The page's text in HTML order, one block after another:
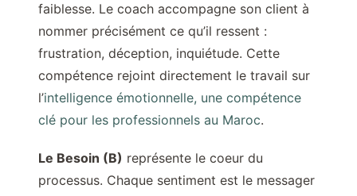
faiblesse. Le coach accompagne son client à
nommer précisément ce qu’il ressent :
frustration, déception, inquiétude. Cette
compétence rejoint directement le travail sur
l’intelligence émotionnelle, une compétence
clé pour les professionnels au Maroc.
Le Besoin (B) représente le coeur du
processus. Chaque sentiment est le messager